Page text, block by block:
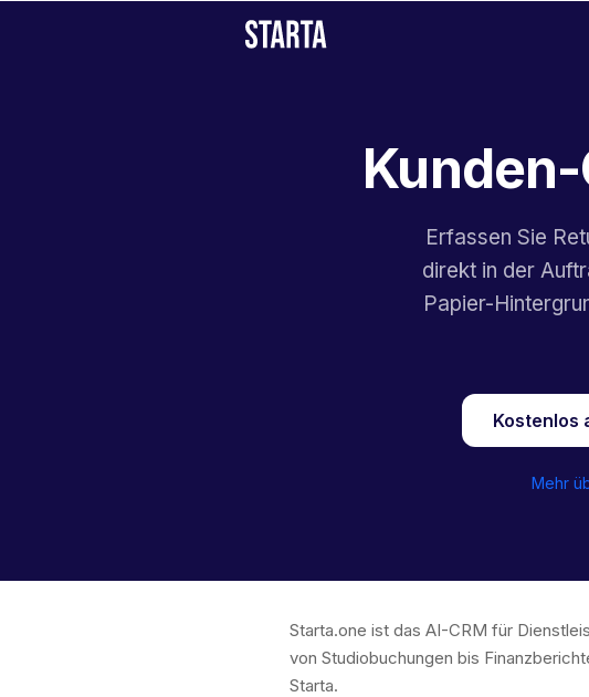
Erfassen Sie
direkt in der
Papier-
Kostenlos
Mehr
Starta.one ist das AI-CRM für
von Studiobuchungen bis
Starta.